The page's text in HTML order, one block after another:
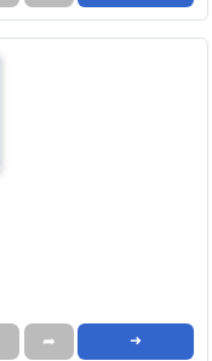
➦ ➜